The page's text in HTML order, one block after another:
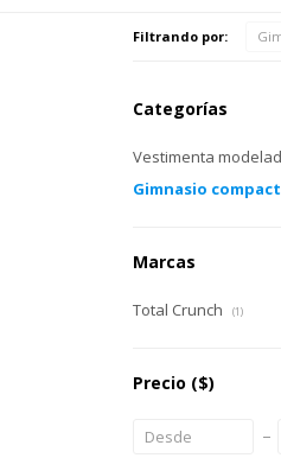
Filtrando por:
Categorías
Vestimenta
Gimnasio
Marcas
Total Crunch (1)
Precio ($)